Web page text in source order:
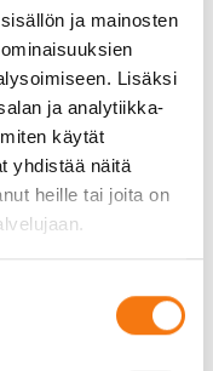
ja mainosten
Lisäksi
ja analytiikka-
käytät
yhdistää näitä
heille tai joita on
tai
koneet eivät
projektin
saavutetaan
valitut
että kivituhka